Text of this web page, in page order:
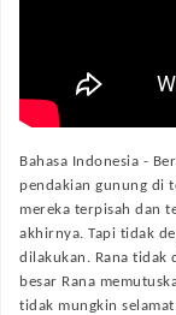
Bahasa Indonesia -
pendakian gunung di
mereka terpisah dan
akhirnya. Tapi tidak
dilakukan. Rana tidak
besar Rana
tidak mungkin